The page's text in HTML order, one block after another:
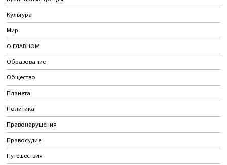
Культура
Мир
О ГЛАВНОМ
Образование
Общество
Планета
Политика
Правонарушения
Правосудие
Путешествия